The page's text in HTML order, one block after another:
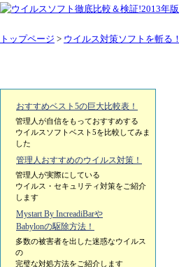
トップページ > ウイルス対策ソフトを斬る！
おすすめベスト5の巨大比較表！
管理人が自信をもっておすすめする
ウイルスソフトベスト5を比較してみま
した
管理人おすすめのウイルス対策！
管理人が実際にしている
ウイルス・セキュリティ対策をご紹介
します
Mystart By IncreadiBarや
Babylonの駆除方法！
多数の被害者を出した迷惑なウイルス
の
完璧な対処方法をご紹介します